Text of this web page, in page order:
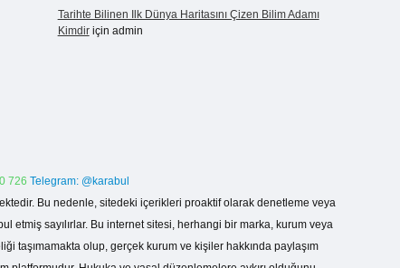
Tarihte Bilinen Ilk Dünya Haritasını Çizen Bilim Adamı
Kimdiriçin admin
726 Telegram: @karabul
Bu nedenle, sitedeki içerikleri proaktif olarak denetleme veya
etmiş sayılırlar. Bu internet sitesi, herhangi bir marka, kurum veya
taşımamakta olup, gerçek kurum ve kişiler hakkında paylaşım